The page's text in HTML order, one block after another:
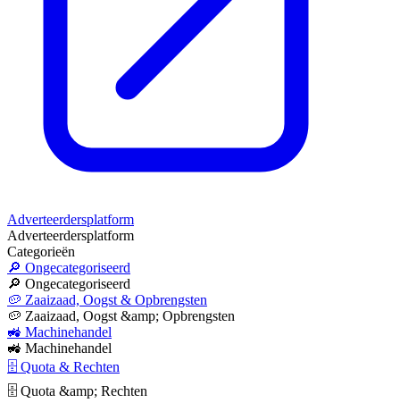
Adverteerdersplatform
Adverteerdersplatform
Categorieën
🔎 Ongecategoriseerd
🔎 Ongecategoriseerd
🥔 Zaaizaad, Oogst & Opbrengsten
🥔 Zaaizaad, Oogst &amp; Opbrengsten
🚜 Machinehandel
🚜 Machinehandel
🗄 Quota & Rechten
🗄 Quota &amp; Rechten